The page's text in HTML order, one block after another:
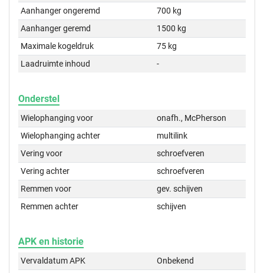
Aanhanger ongeremd
700 kg
Aanhanger geremd
1500 kg
Maximale kogeldruk
75 kg
Laadruimte inhoud
-
Onderstel
Wielophanging voor
onafh., McPherson
Wielophanging achter
multilink
Vering voor
schroefveren
Vering achter
schroefveren
Remmen voor
gev. schijven
Remmen achter
schijven
APK en historie
Vervaldatum APK
Onbekend